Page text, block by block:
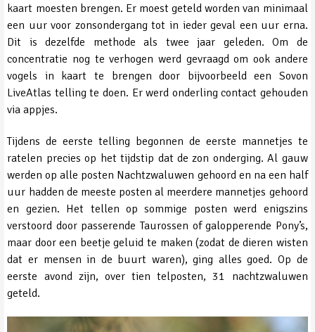
kaart moesten brengen. Er moest geteld worden van minimaal
een uur voor zonsondergang tot in ieder geval een uur erna.
Dit is dezelfde methode als twee jaar geleden. Om de
concentratie nog te verhogen werd gevraagd om ook andere
vogels in kaart te brengen door bijvoorbeeld een Sovon
LiveAtlas telling te doen. Er werd onderling contact gehouden
via appjes.
Tijdens de eerste telling begonnen de eerste mannetjes te
ratelen precies op het tijdstip dat de zon onderging. Al gauw
werden op alle posten Nachtzwaluwen gehoord en na een half
uur hadden de meeste posten al meerdere mannetjes gehoord
en gezien. Het tellen op sommige posten werd enigszins
verstoord door passerende Taurossen of galopperende Pony’s,
maar door een beetje geluid te maken (zodat de dieren wisten
dat er mensen in de buurt waren), ging alles goed. Op de
eerste avond zijn, over tien telposten, 31 nachtzwaluwen
geteld.